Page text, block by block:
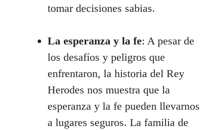
tomar decisiones sabias.
La esperanza y la fe: A pesar de
los desafíos y peligros que
enfrentaron, la historia del Rey
Herodes nos muestra que la
esperanza y la fe pueden llevarnos
a lugares seguros. La familia de